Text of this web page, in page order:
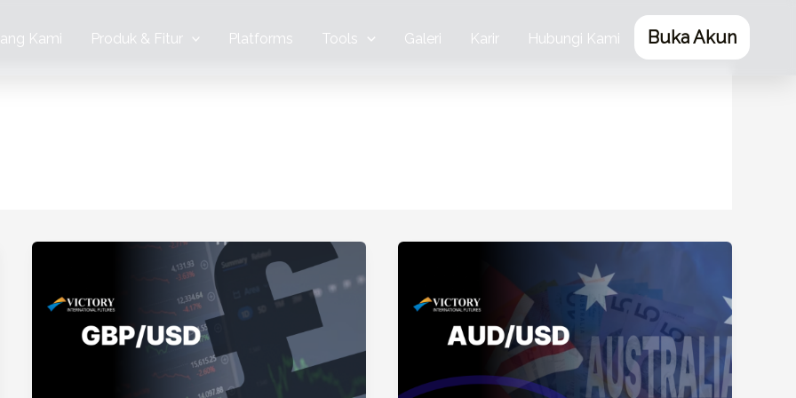
Kami Produk & Fitur Platforms Tools Galeri Karir Hubungi Kami Buka Akun